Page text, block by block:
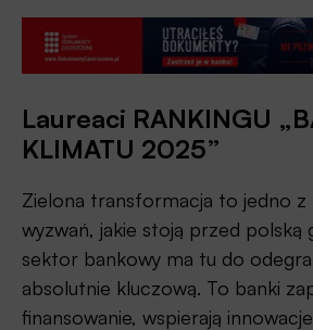
Laureaci RANKINGU
KLIMATU 2025”
Zielona transformacja to jedno z
wyzwań, jakie stoją przed
sektor bankowy ma tu do
absolutnie kluczową. To banki
finansowanie, wspierają